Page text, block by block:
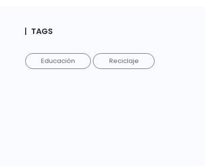
TAGS
Educación Reciclaje